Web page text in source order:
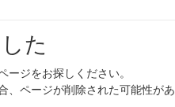
た
ージをお探しください。
、ページが削除された可能性が